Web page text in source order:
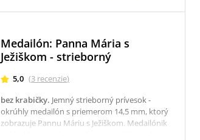
Medailón: Panna Mária s
Ježiškom - strieborný
5,0 (3 recenzie)
bez krabičky. Jemný strieborný prívesok -
okrúhly medailón s priemerom 14,5 mm, ktorý
zobrazuje Pannu Máriu s Ježiškom. Medailónik